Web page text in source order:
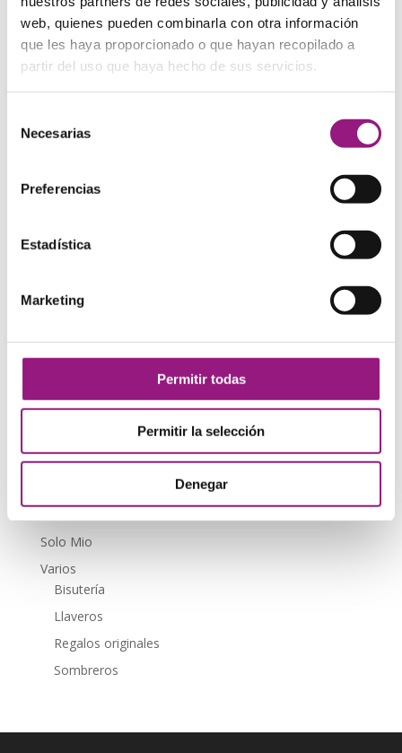
web, quienes pueden combinarla con otra información
que les haya proporcionado o que hayan recopilado a
partir del uso que haya hecho de sus servicios.
Necesarias
Preferencias
Estadística
Marketing
Permitir todas
Permitir la selección
Denegar
Unisex
Fundas y pitilleras
Hombre
Bolsos
Carteras y complementos
Riñoneras caballero
Mochilas
Caballero
Novedades
Portada
Solo Mio
Varios
Bisutería
Llaveros
Regalos originales
Sombreros